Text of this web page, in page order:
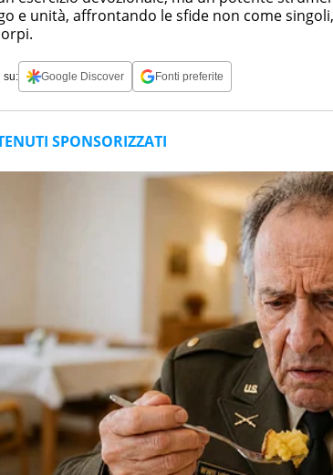
e unità, affrontando le sfide non come
su: Google Discover Fonti preferite